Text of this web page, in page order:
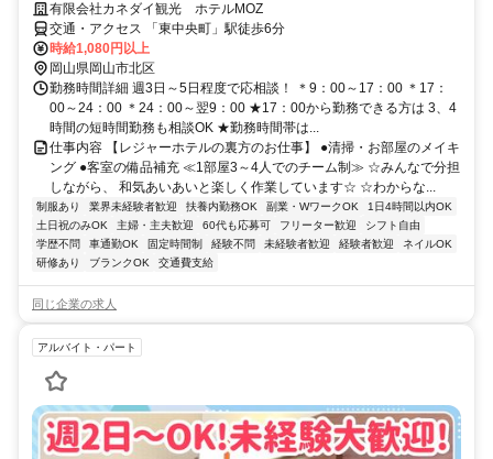
有限会社カネダイ観光 ホテルMOZ
交通・アクセス 「東中央町」駅徒歩6分
時給1,080円以上
岡山県岡山市北区
勤務時間詳細 週3日～5日程度で応相談！ ＊9：00～17：00 ＊17：
00～24：00 ＊24：00～翌9：00 ★17：00から勤務できる方は 3、4
時間の短時間勤務も相談OK ★勤務時間帯は...
仕事内容 【レジャーホテルの裏方のお仕事】 ●清掃・お部屋のメイキ
ング ●客室の備品補充 ≪1部屋3～4人でのチーム制≫ ☆みんなで分担
しながら、 和気あいあいと楽しく作業しています☆ ☆わからな...
制服あり 業界未経験者歓迎 扶養内勤務OK 副業・WワークOK
1日4時間以内OK
土日祝のみOK
主婦・主夫歓迎 60代も応募可 フリーター歓迎
シフト自由
学歴不問
車通勤OK 固定時間制 経験不問 未経験者歓迎 経験者歓迎
ネイルOK
研修あり
ブランクOK 交通費支給
同じ企業の求人
アルバイト・パート